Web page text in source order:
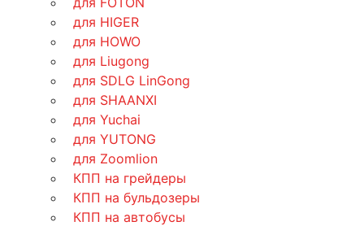
для HIGER
для HOWO
для Liugong
для SDLG LinGong
для SHAANXI
для Yuchai
для YUTONG
для Zoomlion
КПП на грейдеры
КПП на бульдозеры
КПП на автобусы